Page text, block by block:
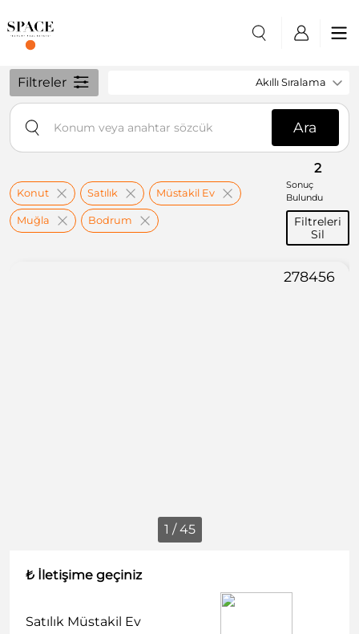
Filtreler Akıllı Sıralama
Ara
Konut Satılık Müstakil Ev
Muğla Bodrum
2
Sonuç
Bulundu
Filtreleri
Sil
1 / 45
278456
₺ İletişime geçiniz
Satılık Müstakil Ev